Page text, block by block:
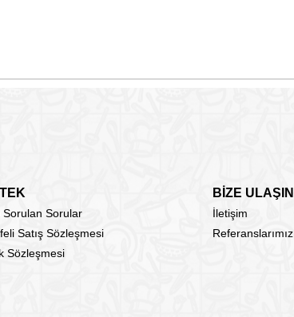
BİZE ULAŞIN
Sorulan Sorular
İletişim
Satış Sözleşmesi
Referanslarımız
Sözleşmesi